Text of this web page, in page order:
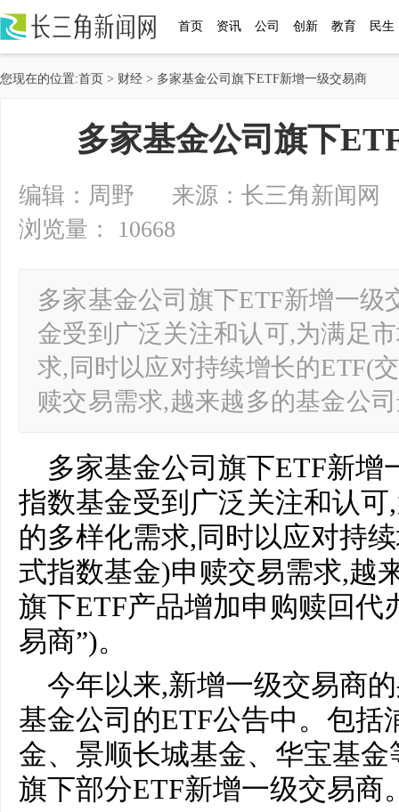
首页 资讯 公司 创新 教育 民生
您现在的位置:首页 > 财经 > 多家基金公司旗下ETF新增一级交易商
多家基金公司旗下
编辑：周野 来源：长三角新闻网
浏览量： 10668
多家基金公司旗下ETF新增一级
金受到广泛关注和认可,为满足
求,同时以应对持续增长的ETF(
赎交易需求,越来越多的基金公
多家基金公司旗下ETF新增
指数基金受到广泛关注和认
的多样化需求,同时以应对持
式指数基金)申赎交易需求,越
旗下ETF产品增加申购赎回代
易商”)。
今年以来,新增一级交易商
基金公司的ETF公告中。包括
金、景顺长城基金、华宝基
旗下部分ETF新增一级交易商